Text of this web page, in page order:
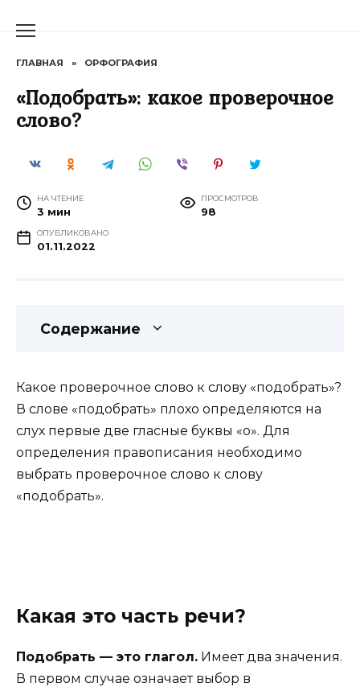
ГЛАВНАЯ » ОРФОГРАФИЯ
«Подобрать»: какое проверочное
слово?
НА ЧТЕНИЕ
3 мин
ПРОСМОТРОВ
98
ОПУБЛИКОВАНО
01.11.2022
Содержание
Какое проверочное слово к слову «подобрать»?
В слове «подобрать» плохо определяются на
слух первые две гласные буквы «о». Для
определения правописания необходимо
выбрать проверочное слово к слову
«подобрать».
Какая это часть речи?
Подобрать — это глагол. Имеет два значения.
В первом случае означает выбор в